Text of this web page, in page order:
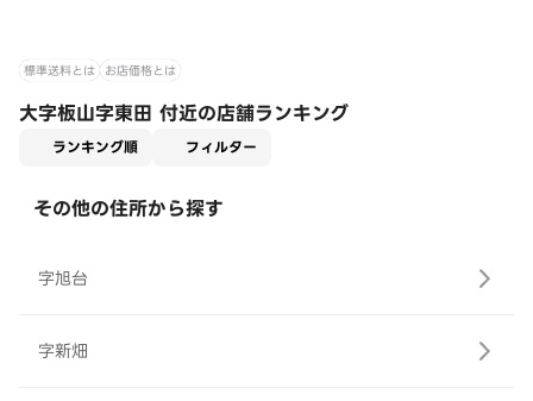
標準送料とは お店価格とは
大字板山字東田 付近の店舗ランキング
ランキング順 フィルター
その他の住所から探す
字旭台
字新畑